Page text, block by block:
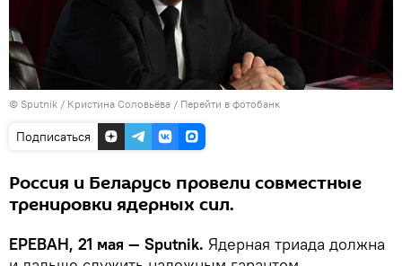
© Sputnik / Кристина Соловьёва / Перейти в фотобанк
Подписаться
Россия и Беларусь провели совместные
тренировки ядерных сил.
ЕРЕВАН, 21 мая — Sputnik. Ядерная триада должна